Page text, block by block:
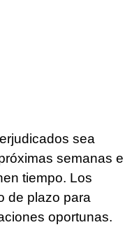
sea
semanas e
tiempo. Los
de plazo para
oportunas.